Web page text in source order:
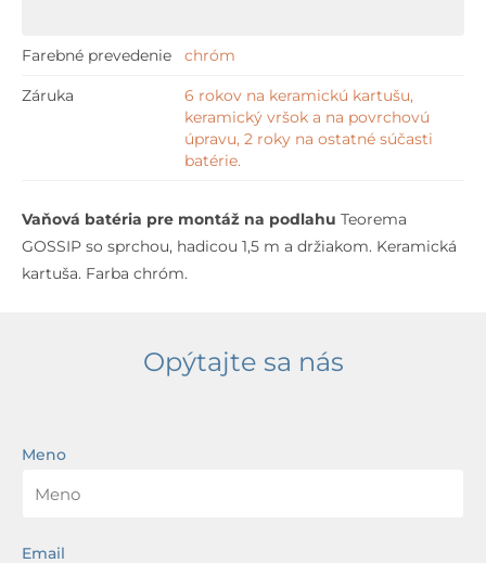
Farebné prevedenie chróm
Záruka
6 rokov na keramickú kartušu,
keramický vršok a na povrchovú
úpravu, 2 roky na ostatné súčasti
batérie.
Vaňová batéria pre montáž na podlahu Teorema
GOSSIP so sprchou, hadicou 1,5 m a držiakom. Keramická
kartuša. Farba chróm.
Opýtajte sa nás
Meno
Email